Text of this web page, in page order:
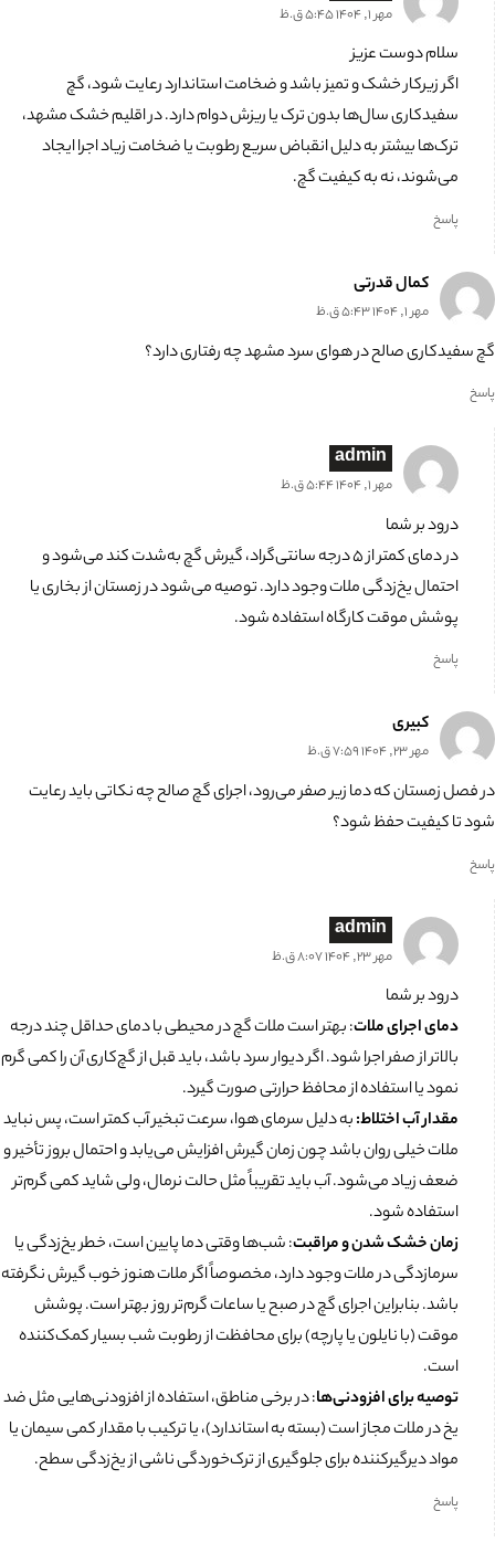
مهر 1, 1404 5:45 ق.ظ
سلام دوست عزیز
اگر زیرکار خشک و تمیز باشد و ضخامت استاندارد رعایت شود، گچ
سفیدکاری سال‌ها بدون ترک یا ریزش دوام دارد. در اقلیم خشک مشهد،
ترک‌ها بیشتر به دلیل انقباض سریع رطوبت یا ضخامت زیاد اجرا ایجاد
می‌شوند، نه به کیفیت گچ.
پاسخ
کمال قدرتی
مهر 1, 1404 5:43 ق.ظ
گچ سفیدکاری صالح در هوای سرد مشهد چه رفتاری دارد؟
پاسخ
admin
مهر 1, 1404 5:44 ق.ظ
درود بر شما
در دمای کمتر از ۵ درجه سانتی‌گراد، گیرش گچ به‌شدت کند می‌شود و
احتمال یخ‌زدگی ملات وجود دارد. توصیه می‌شود در زمستان از بخاری یا
پوشش موقت کارگاه استفاده شود.
پاسخ
کبیری
مهر 23, 1404 7:59 ق.ظ
در فصل زمستان که دما زیر صفر می‌رود، اجرای گچ صالح چه نکاتی باید رعایت
شود تا کیفیت حفظ شود؟
پاسخ
admin
مهر 23, 1404 8:07 ق.ظ
درود بر شما
دمای اجرای ملات: بهتر است ملات گچ در محیطی با دمای حداقل چند درجه
بالاتر از صفر اجرا شود. اگر دیوار سرد باشد، باید قبل از گچ‌کاری آن را کمی گرم
نمود یا استفاده از محافظ حرارتی صورت گیرد.
مقدار آب اختلاط:به دلیل سرمای هوا، سرعت تبخیر آب کمتر است، پس نباید
ملات خیلی روان باشد چون زمان گیرش افزایش می‌یابد و احتمال بروز تأخیر و
ضعف زیاد می‌شود. آب باید تقریباً مثل حالت نرمال، ولی شاید کمی گرم‌تر
استفاده شود.
زمان خشک شدن و مراقبت: شب‌ها وقتی دما پایین است، خطر یخ‌زدگی یا
سرمازدگی در ملات وجود دارد، مخصوصاً اگر ملات هنوز خوب گیرش نگرفته
باشد. بنابراین اجرای گچ در صبح یا ساعات گرم‌تر روز بهتر است. پوشش
موقت (با نایلون یا پارچه) برای محافظت از رطوبت شب بسیار کمک‌کننده
است.
توصیه برای افزودنی‌ها: در برخی مناطق، استفاده از افزودنی‌هایی مثل ضد
یخ در ملات مجاز است (بسته به استاندارد)، یا ترکیب با مقدار کمی سیمان یا
مواد دیرگیرکننده برای جلوگیری از ترک‌خوردگی ناشی از یخ‌زدگی سطح.
پاسخ